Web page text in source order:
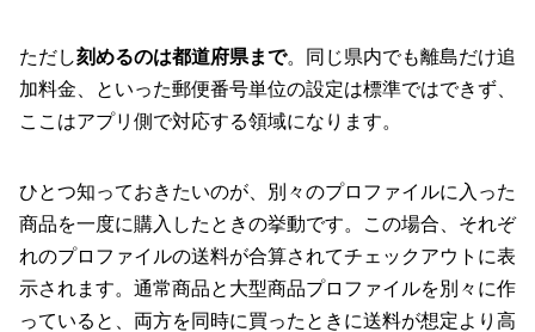
ただし刻めるのは都道府県まで。同じ県内でも離島だけ追
加料金、といった郵便番号単位の設定は標準ではできず、
ここはアプリ側で対応する領域になります。
ひとつ知っておきたいのが、別々のプロファイルに入った
商品を一度に購入したときの挙動です。この場合、それぞ
れのプロファイルの送料が合算されてチェックアウトに表
示されます。通常商品と大型商品プロファイルを別々に作
っていると、両方を同時に買ったときに送料が想定より高